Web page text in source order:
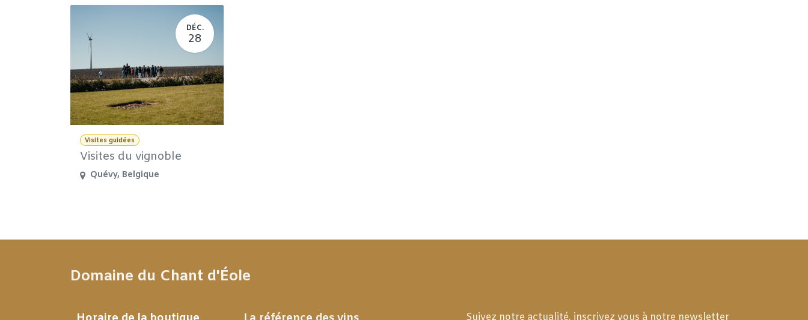
DÉC.
28
Visites guidées
Visites du vignoble
Quévy, Belgique
Domaine du Chant d'Éole
Suivez notre actualité, inscrivez vous à notre newsletter